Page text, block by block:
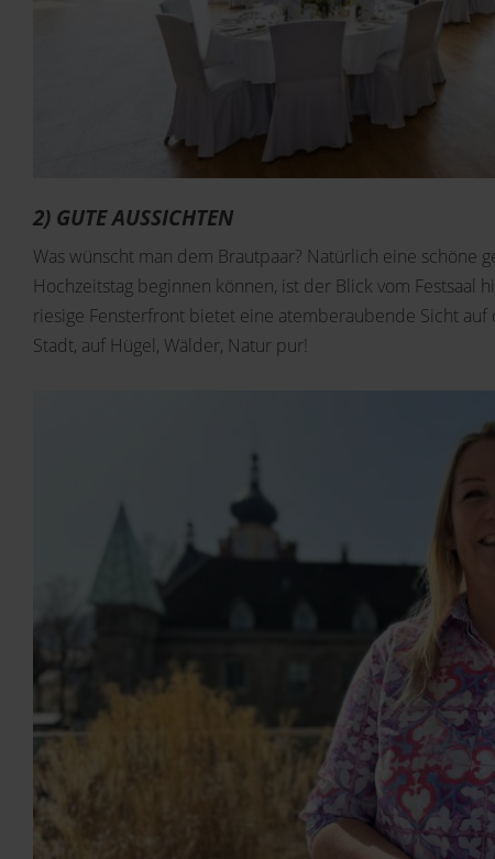
2) GUTE AUSSICHTEN
Was wünscht man dem Brautpaar? Natürlich eine schöne
Hochzeitstag beginnen können, ist der Blick vom Festsaal
riesige Fensterfront bietet eine atemberaubende Sicht
Stadt, auf Hügel, Wälder, Natur pur!